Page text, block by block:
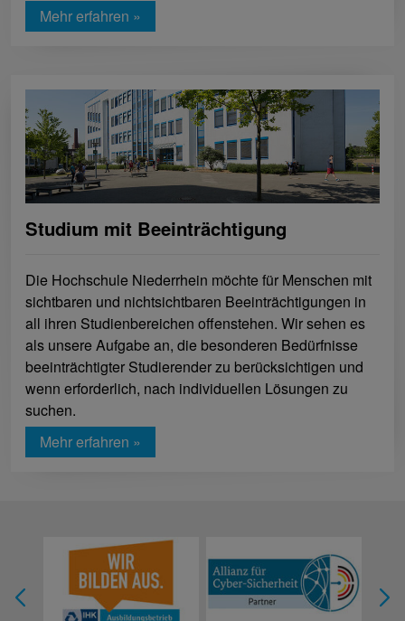
Mehr erfahren »
Studium mit Beeinträchtigung
Die Hochschule Niederrhein möchte für Menschen mit
sichtbaren und nichtsichtbaren Beeinträchtigungen in
all ihren Studienbereichen offenstehen. Wir sehen es
als unsere Aufgabe an, die besonderen Bedürfnisse
beeinträchtigter Studierender zu berücksichtigen und
wenn erforderlich, nach individuellen Lösungen zu
suchen.
Mehr erfahren »